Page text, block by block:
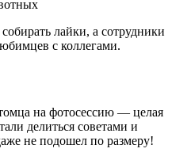
лайки, а сотрудники
с коллегами.
на фотосессию — целая
делиться советами и
не подошел по размеру!